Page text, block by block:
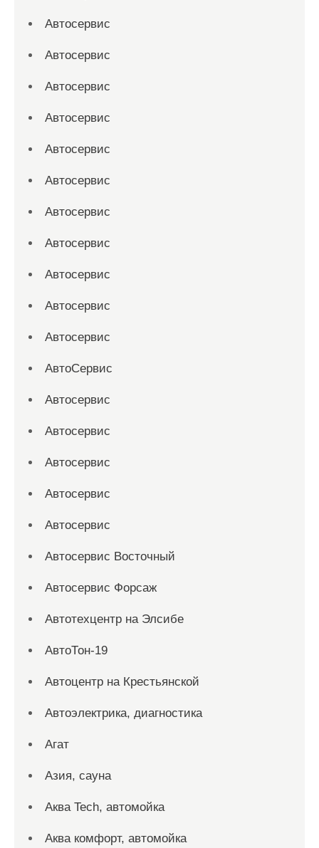
Автосервис
Автосервис
Автосервис
Автосервис
Автосервис
Автосервис
Автосервис
Автосервис
Автосервис
Автосервис
Автосервис
АвтоСервис
Автосервис
Автосервис
Автосервис
Автосервис
Автосервис
Автосервис Восточный
Автосервис Форсаж
Автотехцентр на Элсибе
АвтоТон-19
Автоцентр на Крестьянской
Автоэлектрика, диагностика
Агат
Азия, сауна
Аква Tech, автомойка
Аква комфорт, автомойка